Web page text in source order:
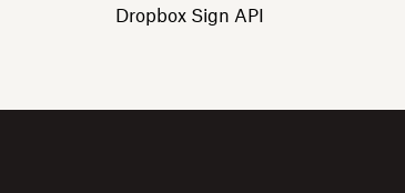
Dropbox Sign API